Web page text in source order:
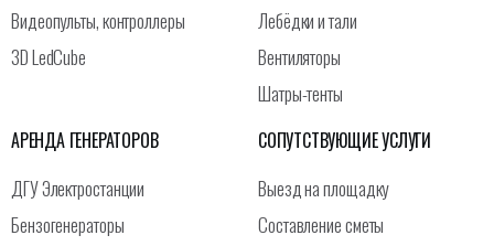
Видеопульты, контроллеры
3D LedCube
Лебёдки и тали
Вентиляторы
Шатры-тенты
АРЕНДА ГЕНЕРАТОРОВ
ДГУ Электростанции
Бензогенераторы
СОПУТСТВУЮЩИЕ УСЛУГИ
Выезд на площадку
Составление сметы